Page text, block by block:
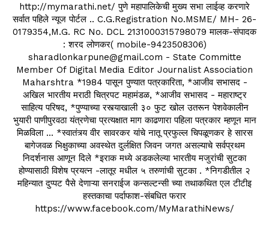
http://mymarathi.net/ पुणे महापालिकेची मुख्य सभा लाईव्ह करणारे
सर्वात पहिले न्यूज पोर्टल .. C.G.Registration No.MSME/ MH- 26-
0179354,M.G. RC No. DCL 2131000315798079 मालक-संपादक
: शरद लोणकर( mobile-9423508306)
sharadlonkarpune@gmail.com - State Committe
Member Of Digital Media Editor Journalist Association
Maharshtra *1984 पासून पुण्यात पत्रकारिता, *आजीव सभासद -
अखिल भारतीय मराठी चित्रपट महामंडळ, *आजीव सभासद - महाराष्ट्र
साहित्य परिषद, *पुण्याच्या रस्त्याखाली ३० फुट खोल उतरून पेशवेकालीन
भुयारी पाणीपुरवठा यंत्रणेचा प्रत्यक्षात माग काढणारा पहिला पत्रकार म्हणून मान
मिळविला ... *स्वातंत्र्य वीर सावरकर यांचे नातू प्रफुल्ल चिपळूणकर हे सारस
बागेजवळ भिक्षुकाच्या अवस्थेत दुर्लक्षित जिवन जगत असल्याचे सर्वप्रथम
निदर्शनास आणून दिले *इराक मध्ये अडकलेल्या भारतीय मजुरांची सुटका
होण्यासाठी विशेष प्रयत्न -लातूर मधील ५ तरुणांची सुटका . *निगडीतील २
महिन्यात दुप्पट पैसे देणाऱ्या सनराईज कन्सल्टन्सी च्या तथाकथित एल टीटीइ
हस्तकाचा पर्दाफाश-संबधित फरार
https://www.facebook.com/MyMarathiNews/